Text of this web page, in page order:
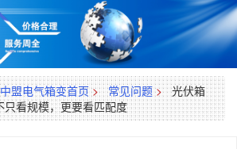
盟电气箱变首页 > 常见问题 > 光伏箱
看规模，更要看匹配度